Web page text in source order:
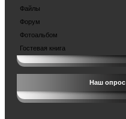
Файлы
Форум
Фотоальбом
Гостевая книга
Наш опрос